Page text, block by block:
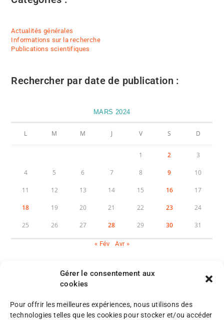
Gérer le consentement aux
cookies
Pour offrir les meilleures expériences, nous utilisons des
technologies telles que les cookies pour stocker et/ou accéder
Actualités générales
Informations sur la recherche
Publications scientifiques
Rechercher par date de publication :
MARS 2024
L M M J V S D
1 2 3
4 5 6 7 8 9 10
11 12 13 14 15 16 17
18 19 20 21 22 23 24
25 26 27 28 29 30 31
« Fév Avr »
M